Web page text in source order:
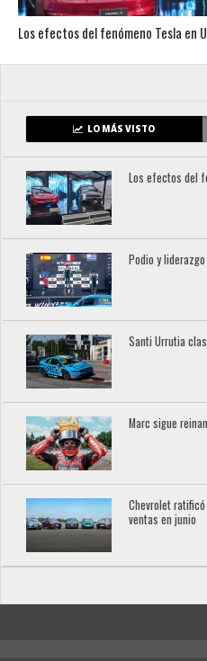
Los efectos del fenómeno Tesla en
LO MÁS VISTO
Los efectos del
Podio y
Santi Urrutia
Marc sigue
Chevrolet
ventas en junio